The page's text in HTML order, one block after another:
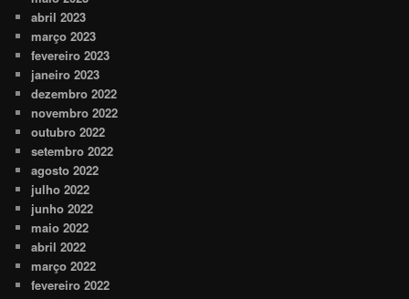
abril 2023
março 2023
fevereiro 2023
janeiro 2023
dezembro 2022
novembro 2022
outubro 2022
setembro 2022
agosto 2022
julho 2022
junho 2022
maio 2022
abril 2022
março 2022
fevereiro 2022